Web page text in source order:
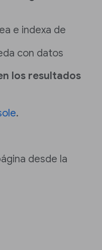
e indexa de
con datos
los resultados
.
desde la